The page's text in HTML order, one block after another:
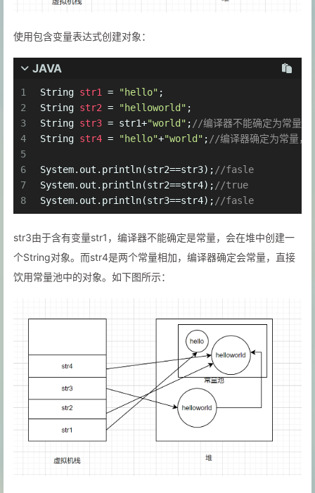
使用包含变量表达式创建对象：
JAVA
1
2
3
4
5
6
7
8
String str1 = "hello" ;
String str2 = "helloworld" ;
String str3 = str1+"world" ; //编译器不能确定为常量(
String str4 = "hello"+"world" ; //编译器确定为常量，
System.out.println(str2==str3); //fasle
System.out.println(str2==str4); //true
System.out.println(str3==str4); //fasle
str3由于含有变量str1，编译器不能确定是常量，会在堆中创建一
个String对象。而str4是两个常量相加，编译器确定会常量，直接
饮用常量池中的对象。如下图所示：